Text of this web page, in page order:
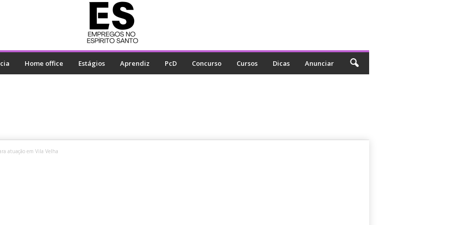
Home office Estágios Aprendiz PcD Concurso Cursos Dicas Anunciar
atuação em Vila Velha